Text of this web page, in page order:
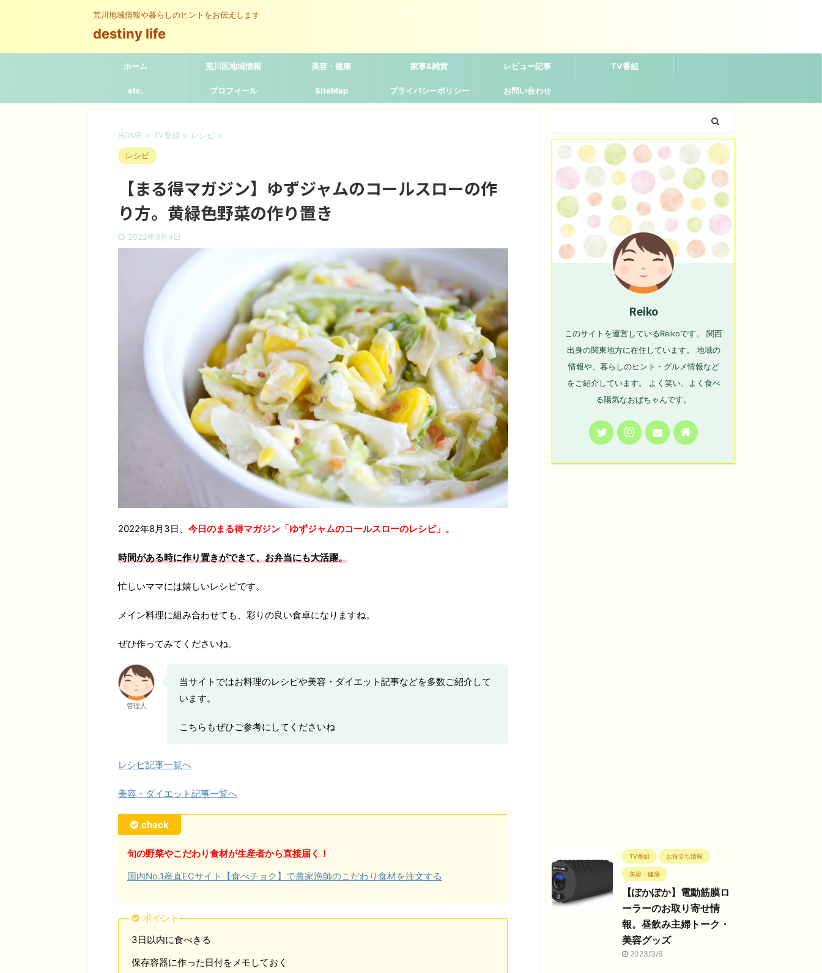
荒川地域情報や暮らしのヒントをお伝えします
destiny life
ホーム 荒川区地域情報 美容・健康 家事&雑貨 レビュー記事 TV番組
etc. プロフィール SiteMap プライバシーポリシー お問い合わせ
HOME > TV番組 > レシピ >
レシピ
【まる得マガジン】ゆずジャムのコールスローの作
り方。黄緑色野菜の作り置き
2022年8月4日
2022年8月3日、 今日のまる得マガジン「ゆずジャムのコールスローのレシピ」。
時間がある時に作り置きができて、お弁当にも大活躍。
忙しいママには嬉しいレシピです。
メイン料理に組み合わせても、彩りの良い食卓になりますね。
ぜひ作ってみてくださいね。
管理人
当サイトではお料理のレシピや美容・ダイエット記事などを多数ご紹介して
います。
こちらもぜひご参考にしてくださいね
レシピ記事一覧へ
美容・ダイエット記事一覧へ
check
旬の野菜やこだわり食材が生産者から直接届く！
国内No.1産直ECサイト【食べチョク】で農家漁師のこだわり食材を注文する
ポイント
3日以内に食べきる
保存容器に作った日付をメモしておく
Reiko
このサイトを運営しているReikoです。 関西
出身の関東地方に在住しています。 地域の
情報や、暮らしのヒント・グルメ情報など
をご紹介しています。 よく笑い、よく食べ
る陽気なおばちゃんです。
TV番組 お役立ち情報
美容・健康
【ぽかぽか】電動筋膜ロ
ーラーのお取り寄せ情
報。昼飲み主婦トーク・
美容グッズ
2023/3/6